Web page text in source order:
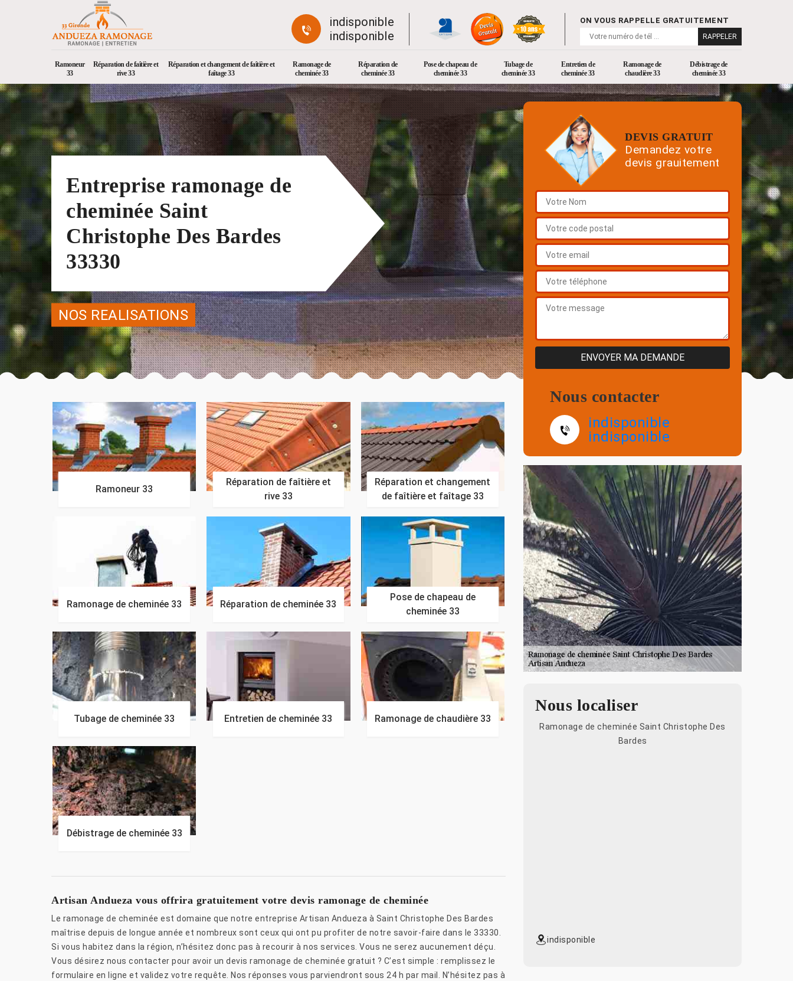
indisponible
indisponible
ON VOUS RAPPELLE GRATUITEMENT
Ramoneur
33
Réparation de faîtière et
rive 33
Réparation et changement de faîtière et
faîtage 33
Ramonage de
cheminée 33
Réparation de
cheminée 33
Pose de chapeau de
cheminée 33
Tubage de
cheminée 33
Entretien de
cheminée 33
Ramonage de
chaudière 33
Débistrage de
cheminée 33
Entreprise ramonage de
cheminée Saint
Christophe Des Bardes
33330
NOS REALISATIONS
Ramoneur 33
Réparation de faîtière et
rive 33
Réparation et changement
de faîtière et faîtage 33
Ramonage de cheminée 33 Réparation de cheminée 33
Pose de chapeau de
cheminée 33
Tubage de cheminée 33 Entretien de cheminée 33 Ramonage de chaudière 33
Débistrage de cheminée 33
Artisan Andueza vous offrira gratuitement votre devis ramonage de cheminée
Le ramonage de cheminée est domaine que notre entreprise Artisan Andueza à Saint Christophe Des Bardes
maîtrise depuis de longue année et nombreux sont ceux qui ont pu profiter de notre savoir-faire dans le 33330.
Si vous habitez dans la région, n’hésitez donc pas à recourir à nos services. Vous ne serez aucunement déçu.
Vous désirez nous contacter pour avoir un devis ramonage de cheminée gratuit ? C’est simple : remplissez le
formulaire en ligne et validez votre requête. Nos réponses vous parviendront sous 24 h par mail. N’hésitez pas à
DEVIS GRATUIT
Demandez votre
devis grauitement
Nous contacter
indisponible
indisponible
Nous localiser
Ramonage de cheminée Saint Christophe Des
Bardes
indisponible